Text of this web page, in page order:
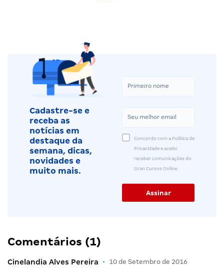
Cadastre-se e
receba as
notícias em
destaque da
semana, dicas,
novidades e
muito mais.
Concordo com a Política de
Privacidade e aceito
receber comunicações do
Gran Cursos Online.
Comentários (1)
Cinelandia Alves Pereira • 10 de Setembro de 2016